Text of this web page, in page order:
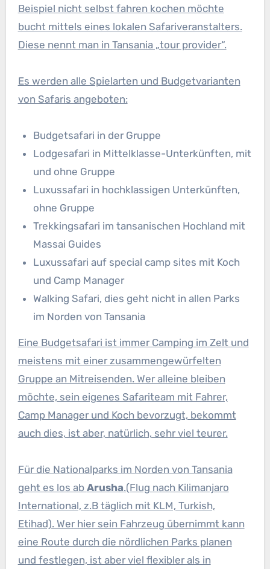
Beispiel nicht selbst fahren kochen möchte
bucht mittels eines lokalen Safariveranstalters.
Diese nennt man in Tansania „tour provider“.
Es werden alle Spielarten und Budgetvarianten
von Safaris angeboten:
Budgetsafari in der Gruppe
Lodgesafari in Mittelklasse-Unterkünften, mit
und ohne Gruppe
Luxussafari in hochklassigen Unterkünften,
ohne Gruppe
Trekkingsafari im tansanischen Hochland mit
Massai Guides
Luxussafari auf special camp sites mit Koch
und Camp Manager
Walking Safari, dies geht nicht in allen Parks
im Norden von Tansania
Eine Budgetsafari ist immer Camping im Zelt und
meistens mit einer zusammengewürfelten
Gruppe an Mitreisenden. Wer alleine bleiben
möchte, sein eigenes Safariteam mit Fahrer,
Camp Manager und Koch bevorzugt, bekommt
auch dies, ist aber, natürlich, sehr viel teurer.
Für die Nationalparks im Norden von Tansania
geht es los ab Arusha.(Flug nach Kilimanjaro
International, z.B täglich mit KLM, Turkish,
Etihad). Wer hier sein Fahrzeug übernimmt kann
eine Route durch die nördlichen Parks planen
und festlegen, ist aber viel flexibler als in